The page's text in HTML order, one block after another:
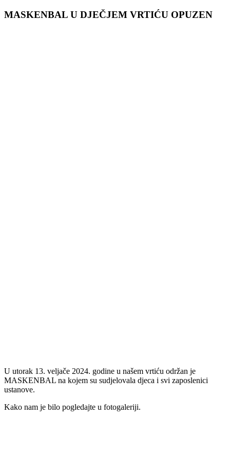
MASKENBAL U DJEČJEM VRTIĆU OPUZEN
U utorak 13. veljače 2024. godine u našem vrtiću održan je
MASKENBAL na kojem su sudjelovala djeca i svi zaposlenici
ustanove.
Kako nam je bilo pogledajte u fotogaleriji.